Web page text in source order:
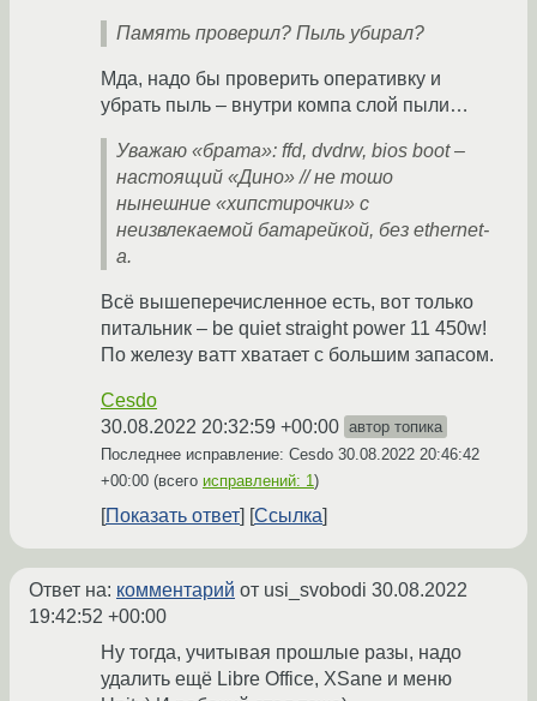
Память проверил? Пыль убирал?
Мда, надо бы проверить оперативку и
убрать пыль – внутри компа слой пыли…
Уважаю «брата»: ffd, dvdrw, bios boot –
настоящий «Дино» // не тошо
нынешние «хипстирочки» с
неизвлекаемой батарейкой, без ethernet-
а.
Всё вышеперечисленное есть, вот только
питальник – be quiet straight power 11 450w!
По железу ватт хватает с большим запасом.
Cesdo
30.08.2022 20:32:59 +00:00 автор топика
Последнее исправление: Cesdo 30.08.2022 20:46:42
+00:00 (всего исправлений: 1)
Показать ответ Ссылка
Ответ на: комментарий от usi_svobodi 30.08.2022
19:42:52 +00:00
Ну тогда, учитывая прошлые разы, надо
удалить ещё Libre Office, XSane и меню